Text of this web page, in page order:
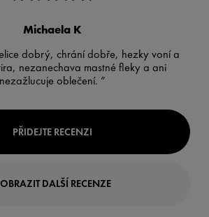
Michaela K
dobrý, chrání dobře, hezky voní a
nezanechava mastné fleky a ani
nezažlucuje oblečení. ”
PŘIDEJTE RECENZI
DALŠÍ RECENZE